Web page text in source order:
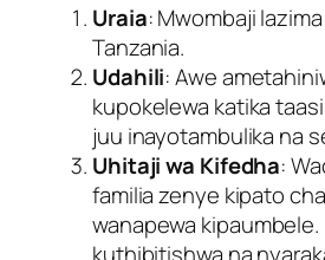
Uraia: Mwombaji
Tanzania.
Udahili: Awe
kupokelewa katika
juu inayotambulika na
Uhitaji wa Kifedha:
familia zenye kipato
wanapewa kipaumbele.